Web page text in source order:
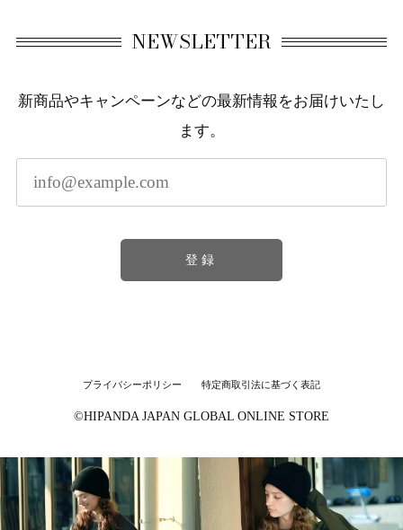
NEWSLETTER
新商品やキャンペーンなどの最新情報をお届けいたし
ます。
登録
プライバシーポリシー 特定商取引法に基づく表記
©︎HIPANDA JAPAN GLOBAL ONLINE STORE